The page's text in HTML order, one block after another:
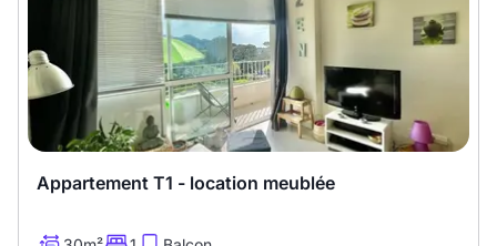
€
€
Appartement T1 - location meublée